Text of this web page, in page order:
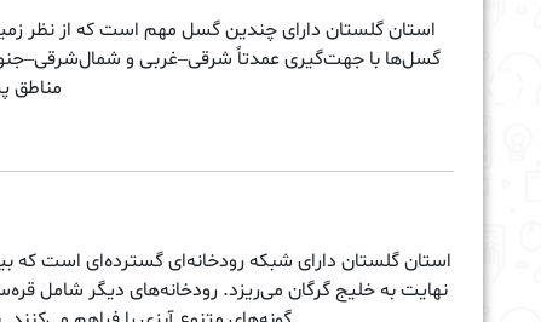
استان گلستان دارای چندین گسل مهم است که از نظر
گسل‌ها با جهت‌گیری عمدتاً شرقی–غربی و
مناطق
استان گلستان دارای شبکه رودخانه‌ای گسترده‌ای است که
نهایت به خلیج گرگان می‌ریزد. رودخانه‌های دیگر شامل